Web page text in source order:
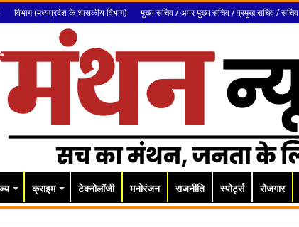
विभाग (मध्यप्रदेश के शासकीय विभाग) मुख्य सचिव / अपर मुख्य सचिव / प्रमुख सचिव / सचिव
क्राइम टेक्नोलॉजी मनोरंजन राजनीति स्पोर्ट्स रोजगार